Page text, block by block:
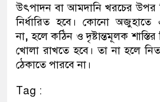
উৎপাদন বা আমদানি খরচের উপর
নির্ধারিত হবে। কোনো অজুহাতে
না,হলে কঠিন ও দৃষ্টান্তমূলক
খোলা রাখতে হবে। তা না হলে
ঠেকাতে পারবে না।
Tag :